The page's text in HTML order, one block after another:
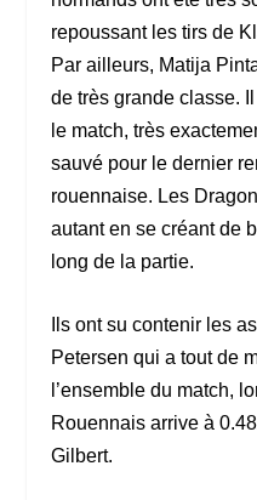
repoussant les tirs de
Par ailleurs, Matija
de très grande classe.
le match, très
sauvé pour le dernier
rouennaise. Les
autant en se créant de
long de la partie.
Ils ont su contenir les
Petersen qui a tout de
l’ensemble du match,
Rouennais arrive à
Gilbert.